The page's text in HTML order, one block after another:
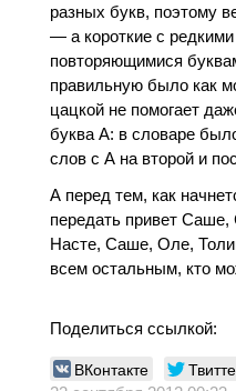
разных букв, поэтому
— а короткие с редкими
повторяющимися
правильную было как
цацкой не помогает
буква А: в словаре
слов с А на второй и
А перед тем, как
передать привет
Насте, Саше, Оле,
всем остальным, кто
Поделиться ссылкой:
ВКонтакте